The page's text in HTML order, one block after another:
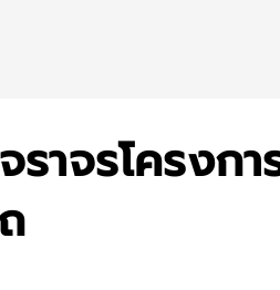
ราจรโครงก